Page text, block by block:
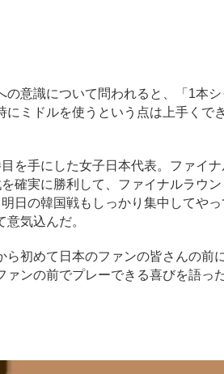
意識について問われると、「1本
にミドルを使うという点は上手くで
を手にした女子日本代表。ファイ
確実に勝利して、ファイナルラウ
日の韓国戦もしっかり集中してや
気込んだ。
初めて日本のファンの皆さんの前
ンの前でプレーできる喜びを語った